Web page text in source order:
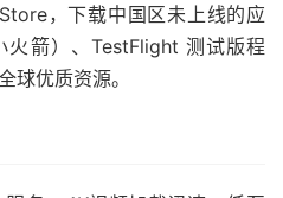
，下载中国区未上线的应
箭）、TestFlight 测试版程
球优质资源。